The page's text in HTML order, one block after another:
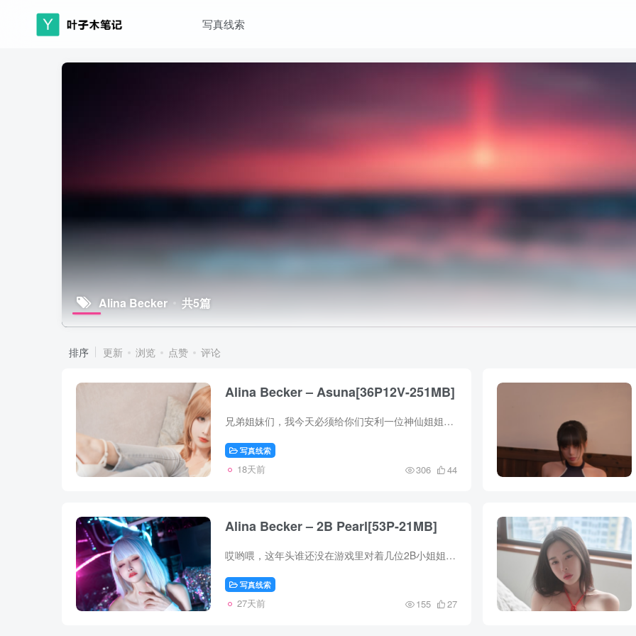
写真线索
Alina Becker 共5篇
排序 更新 浏览 点赞 评论
Alina Becker – Asuna[36P12V-251MB]
兄弟姐妹们，我今天必须给你们安利一位神仙姐姐！不是我吹，这组图简直让我电脑内存直接拉满警报。36张图加12个视频，总共251MB，每一帧都是壁纸级别的享受。这说的是哪位？就是那位把《刀剑神...
写真线索
18天前 306 44
Alina Becker – 2B Pearl[53P-21MB]
哎哟喂，这年头谁还没在游戏里对着几位2B小姐姐发过呆啊？特别是那个戴着黑色眼罩、穿着一身性感哥特风连衣裙的“人造人”，简直就是颜值和战斗力的天花板。但今天我要聊的这位，可厉害了，她把...
写真线索
27天前 155 27